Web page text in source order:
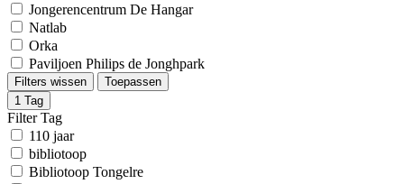
Jongerencentrum De Hangar
Natlab
Orka
Paviljoen Philips de Jonghpark
Filters wissen
Toepassen
1 Tag
Filter Tag
110 jaar
bibliotoop
Bibliotoop Tongelre